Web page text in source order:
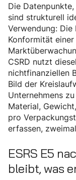
Die
sind strukturell
Verwendung: Die
Konformität
CSRD nutzt
nichtfinanziellen
Bild der
Unternehmens
Material,
pro
erfassen,
ESRS E5
bleibt, was